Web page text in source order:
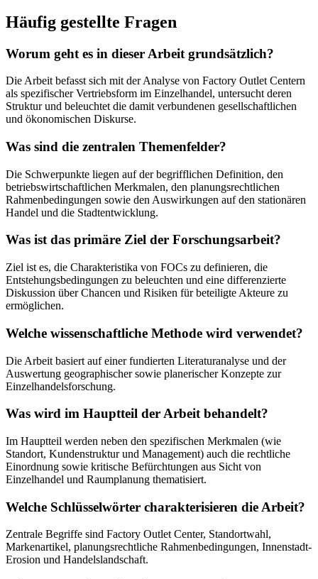
Häufig gestellte Fragen
Worum geht es in dieser Arbeit grundsätzlich?
Die Arbeit befasst sich mit der Analyse von Factory Outlet Centern
als spezifischer Vertriebsform im Einzelhandel, untersucht deren
Struktur und beleuchtet die damit verbundenen gesellschaftlichen
und ökonomischen Diskurse.
Was sind die zentralen Themenfelder?
Die Schwerpunkte liegen auf der begrifflichen Definition, den
betriebswirtschaftlichen Merkmalen, den planungsrechtlichen
Rahmenbedingungen sowie den Auswirkungen auf den stationären
Handel und die Stadtentwicklung.
Was ist das primäre Ziel der Forschungsarbeit?
Ziel ist es, die Charakteristika von FOCs zu definieren, die
Entstehungsbedingungen zu beleuchten und eine differenzierte
Diskussion über Chancen und Risiken für beteiligte Akteure zu
ermöglichen.
Welche wissenschaftliche Methode wird verwendet?
Die Arbeit basiert auf einer fundierten Literaturanalyse und der
Auswertung geographischer sowie planerischer Konzepte zur
Einzelhandelsforschung.
Was wird im Hauptteil der Arbeit behandelt?
Im Hauptteil werden neben den spezifischen Merkmalen (wie
Standort, Kundenstruktur und Management) auch die rechtliche
Einordnung sowie kritische Befürchtungen aus Sicht von
Einzelhandel und Raumplanung thematisiert.
Welche Schlüsselwörter charakterisieren die Arbeit?
Zentrale Begriffe sind Factory Outlet Center, Standortwahl,
Markenartikel, planungsrechtliche Rahmenbedingungen, Innenstadt-
Erosion und Handelslandschaft.